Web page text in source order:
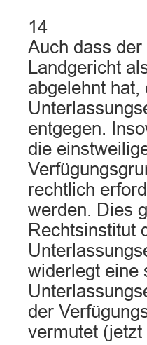
14
Auch dass
Landgericht
abgelehnt
entgegen.
die
rechtlich
werden. Dies
Rechtsinstitut
widerlegt eine
der
vermutet (jetzt